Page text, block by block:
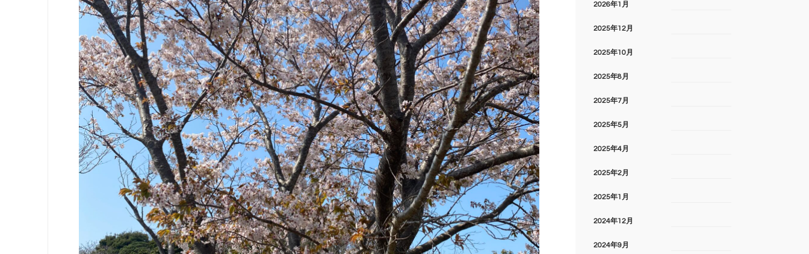
2026年1月
2025年12月
2025年10月
2025年8月
2025年7月
2025年5月
2025年4月
2025年2月
2025年1月
2024年12月
2024年9月